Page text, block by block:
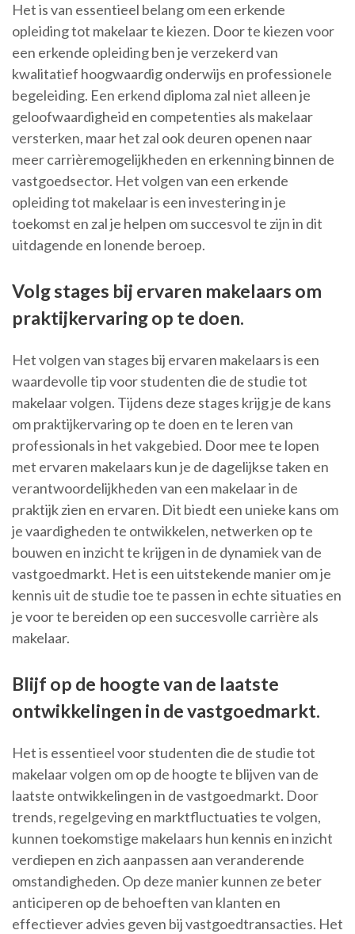
Het is van essentieel belang om een erkende
opleiding tot makelaar te kiezen. Door te kiezen voor
een erkende opleiding ben je verzekerd van
kwalitatief hoogwaardig onderwijs en professionele
begeleiding. Een erkend diploma zal niet alleen je
geloofwaardigheid en competenties als makelaar
versterken, maar het zal ook deuren openen naar
meer carrièremogelijkheden en erkenning binnen de
vastgoedsector. Het volgen van een erkende
opleiding tot makelaar is een investering in je
toekomst en zal je helpen om succesvol te zijn in dit
uitdagende en lonende beroep.
Volg stages bij ervaren makelaars om
praktijkervaring op te doen.
Het volgen van stages bij ervaren makelaars is een
waardevolle tip voor studenten die de studie tot
makelaar volgen. Tijdens deze stages krijg je de kans
om praktijkervaring op te doen en te leren van
professionals in het vakgebied. Door mee te lopen
met ervaren makelaars kun je de dagelijkse taken en
verantwoordelijkheden van een makelaar in de
praktijk zien en ervaren. Dit biedt een unieke kans om
je vaardigheden te ontwikkelen, netwerken op te
bouwen en inzicht te krijgen in de dynamiek van de
vastgoedmarkt. Het is een uitstekende manier om je
kennis uit de studie toe te passen in echte situaties en
je voor te bereiden op een succesvolle carrière als
makelaar.
Blijf op de hoogte van de laatste
ontwikkelingen in de vastgoedmarkt.
Het is essentieel voor studenten die de studie tot
makelaar volgen om op de hoogte te blijven van de
laatste ontwikkelingen in de vastgoedmarkt. Door
trends, regelgeving en marktfluctuaties te volgen,
kunnen toekomstige makelaars hun kennis en inzicht
verdiepen en zich aanpassen aan veranderende
omstandigheden. Op deze manier kunnen ze beter
anticiperen op de behoeften van klanten en
effectiever advies geven bij vastgoedtransacties. Het